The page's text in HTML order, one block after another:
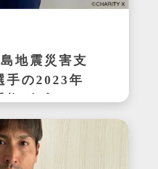
地震災害支
の2023年
権ダブルス
ラケット